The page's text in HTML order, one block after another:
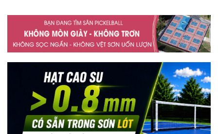
SỬA CHỮA SÂN
PICKLEBALL
THIẾT KẾ SÂN
Sàn lắp ghép padel
Cải tạo sân padel
Sân cầu lông
Sân trẻ em
Sân hockey
Sân bóng chày
Sân Typti
Sân PopTennis